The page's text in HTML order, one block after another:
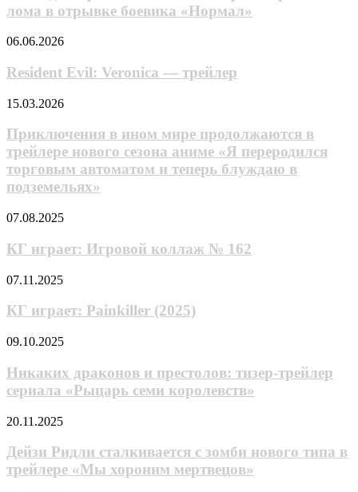
в
трейлере
ужастика
приём
лома
отрывке
«Нормал»
лома в отрывке боевика «Нормал»
Resident
Veronica
—
трейлер
06.06.2026
Resident Evil: Veronica — трейлер
Приключения
ином
мире
продолжаются
в
трейлере
сезона
«Я
переродился
торговым
и
теперь
в
15.03.2026
Приключения в ином мире продолжаются в
трейлере нового сезона аниме «Я переродился
торговым автоматом и теперь блуждаю в
подземельях»
КГ
Игровой
коллаж
№
162
07.08.2025
КГ играет: Игровой коллаж № 162
КГ
Painkiller
07.11.2025
КГ играет: Painkiller (2025)
Никаких
и
престолов:
тизер-
сериала
семи
королевств»
09.10.2025
Никаких драконов и престолов: тизер-трейлер
сериала «Рыцарь семи королевств»
Дейзи
сталкивается
с
зомби
20.11.2025
Дейзи Ридли сталкивается с зомби нового типа в
трейлере «Мы хороним мертвецов»